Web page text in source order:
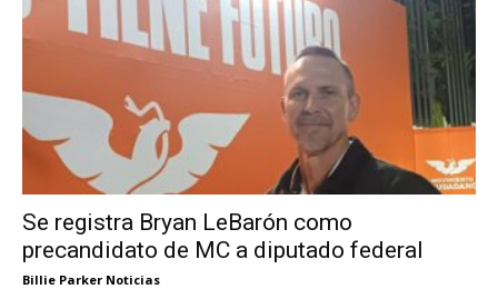
Se registra Bryan LeBarón como
precandidato de MC a diputado federal
Billie Parker Noticias